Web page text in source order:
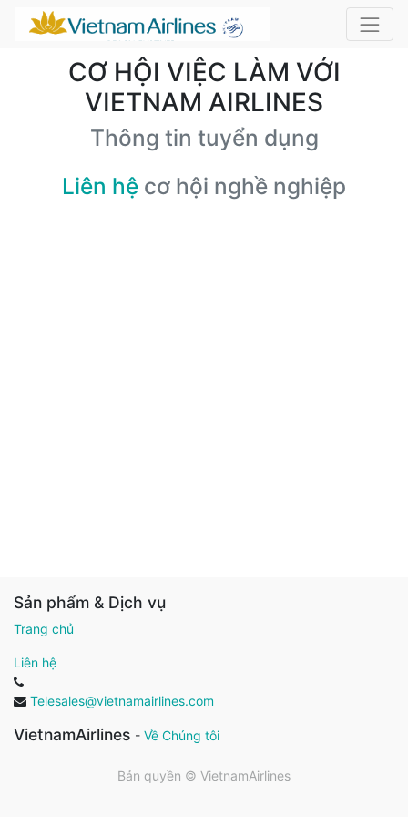
CƠ HỘI VIỆC LÀM VỚI
VIETNAM AIRLINES
Thông tin tuyển dụng
Liên hệ cơ hội nghề nghiệp
Sản phẩm & Dịch vụ
Trang chủ
Liên hệ
Telesales@vietnamairlines.com
VietnamAirlines - Về Chúng tôi
Bản quyền © VietnamAirlines